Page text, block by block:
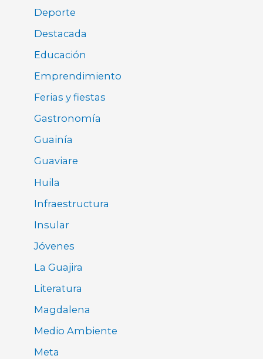
Deporte
Destacada
Educación
Emprendimiento
Ferias y fiestas
Gastronomía
Guainía
Guaviare
Huila
Infraestructura
Insular
Jóvenes
La Guajira
Literatura
Magdalena
Medio Ambiente
Meta